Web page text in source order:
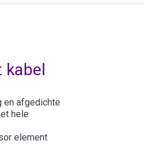
en afgedichte
hele
element